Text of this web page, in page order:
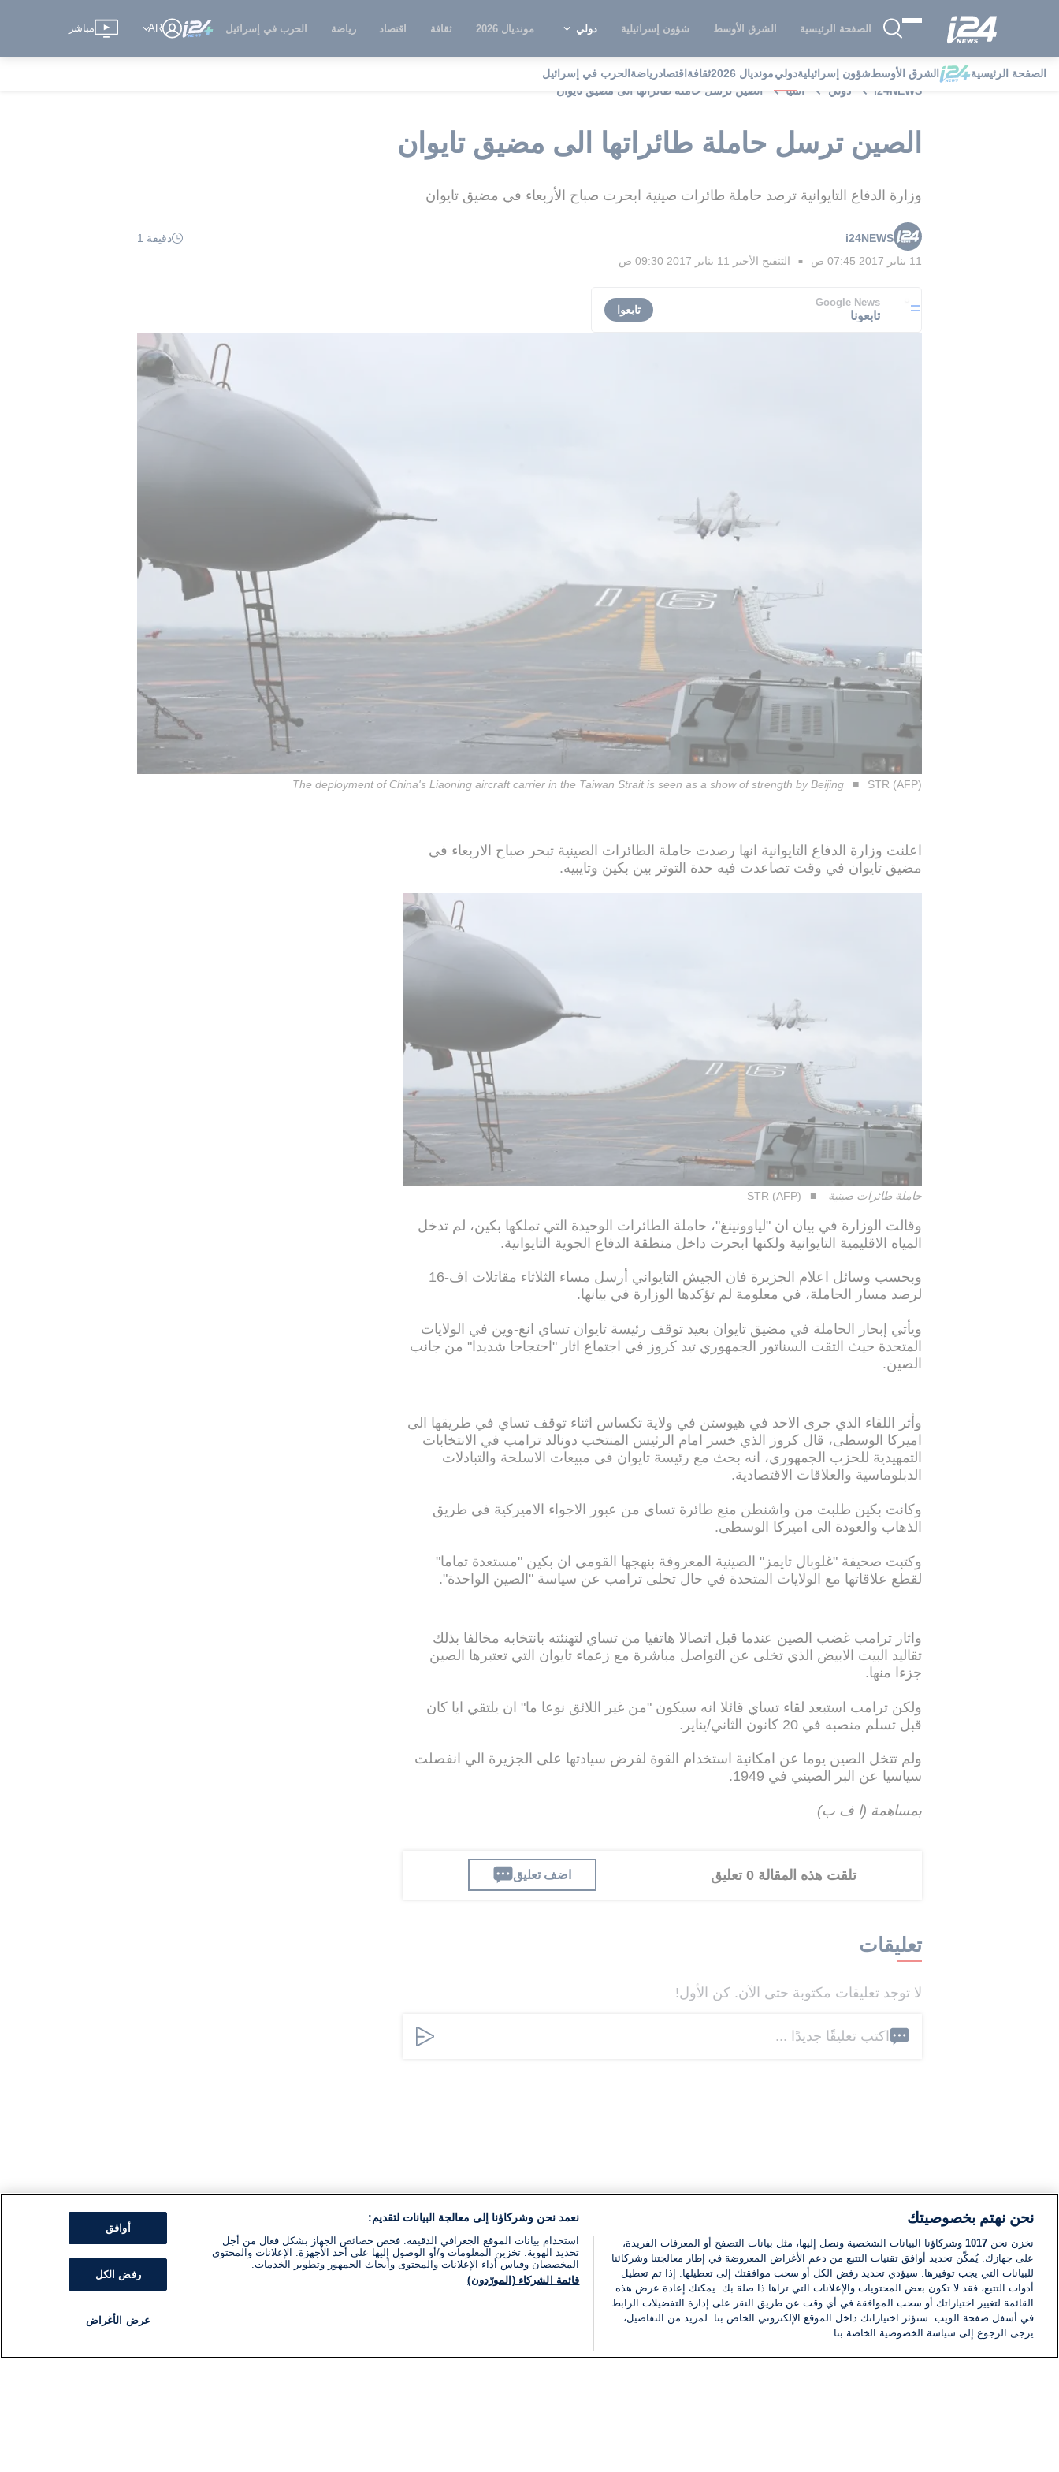
الصفحة الرئيسية الشرق الأوسط شؤون إسرائيلية دولي مونديال 2026 ثقافة اقتصاد رياضة الحرب في إسرائيل AR مباشر
الصفحة الرئيسية الشرق الأوسطشؤون إسرائيليةدوليمونديال 2026 ثقافة اقتصادرياضة الحرب في إسرائيل
i24NEWS
دولي آسيا الصين ترسل حاملة طائراتها الى مضيق تايوان
الصين ترسل حاملة طائراتها الى مضيق تايوان
وزارة الدفاع التايوانية ترصد حاملة طائرات صينية ابحرت صباح الأربعاء في مضيق تايوان
i24NEWS
دقيقة 1
11 يناير 2017 07:45 ص
■ التنقيح الأخير 11 يناير 2017 09:30 ص
Google News
تابعونا تابعوا
The deployment of China's Liaoning aircraft carrier in the Taiwan Strait is seen as a show of strength by Beijing STR (AFP)
اعلنت وزارة الدفاع التايوانية انها رصدت حاملة الطائرات الصينية تبحر صباح الاربعاء في
مضيق تايوان في وقت تصاعدت فيه حدة التوتر بين بكين وتايبيه.
حاملة طائرات صينية STR (AFP)
وقالت الوزارة في بيان ان "لياوونينغ"، حاملة الطائرات الوحيدة التي تملكها بكين، لم تدخل
المياه الاقليمية التايوانية ولكنها ابحرت داخل منطقة الدفاع الجوية التايوانية.
وبحسب وسائل اعلام الجزيرة فان الجيش التايواني أرسل مساء الثلاثاء مقاتلات اف-16
لرصد مسار الحاملة، في معلومة لم تؤكدها الوزارة في بيانها.
ويأتي إبحار الحاملة في مضيق تايوان بعيد توقف رئيسة تايوان تساي انغ-وين في الولايات
المتحدة حيث التقت السناتور الجمهوري تيد كروز في اجتماع اثار "احتجاجا شديدا" من جانب
الصين.
وأثر اللقاء الذي جرى الاحد في هيوستن في ولاية تكساس اثناء توقف تساي في طريقها الى
اميركا الوسطى، قال كروز الذي خسر امام الرئيس المنتخب دونالد ترامب في الانتخابات
التمهيدية للحزب الجمهوري، انه بحث مع رئيسة تايوان في مبيعات الاسلحة والتبادلات
الدبلوماسية والعلاقات الاقتصادية.
وكانت بكين طلبت من واشنطن منع طائرة تساي من عبور الاجواء الاميركية في طريق
الذهاب والعودة الى اميركا الوسطى.
وكتبت صحيفة "غلوبال تايمز" الصينية المعروفة بنهجها القومي ان بكين "مستعدة تماما"
لقطع علاقاتها مع الولايات المتحدة في حال تخلى ترامب عن سياسة "الصين الواحدة".
واثار ترامب غضب الصين عندما قبل اتصالا هاتفيا من تساي لتهنئته بانتخابه مخالفا بذلك
تقاليد البيت الابيض الذي تخلى عن التواصل مباشرة مع زعماء تايوان التي تعتبرها الصين
جزءا منها.
ولكن ترامب استبعد لقاء تساي قائلا انه سيكون "من غير اللائق نوعا ما" ان يلتقي ايا كان
قبل تسلم منصبه في 20 كانون الثاني/يناير.
ولم تتخل الصين يوما عن امكانية استخدام القوة لفرض سيادتها على الجزيرة الي انفصلت
سياسيا عن البر الصيني في 1949.
بمساهمة (ا ف ب)
تلقت هذه المقالة 0 تعليق اضف تعليق
تعليقات
لا توجد تعليقات مكتوبة حتى الآن. كن الأول!
اكتب تعليقًا جديدًا ...
نحن نهتم بخصوصيتك
نخزن نحن 1017 وشركاؤنا البيانات الشخصية ونصل إليها، مثل بيانات التصفح أو المعرفات الفريدة،
على جهازك. يُمكّن تحديد أوافق تقنيات التتبع من دعم الأغراض المعروضة في إطار معالجتنا وشركائنا
للبيانات التي يجب توفيرها. سيؤدي تحديد رفض الكل أو سحب موافقتك إلى تعطيلها. إذا تم تعطيل
أدوات التتبع، فقد لا تكون بعض المحتويات والإعلانات التي تراها ذا صلة بك. يمكنك إعادة عرض هذه
القائمة لتغيير اختياراتك أو سحب الموافقة في أي وقت عن طريق النقر على إدارة التفضيلات الرابط
في أسفل صفحة الويب. ستؤثر اختياراتك داخل الموقع الإلكتروني الخاص بنا. لمزيد من التفاصيل،
يرجى الرجوع إلى سياسة الخصوصية الخاصة بنا.
نعمد نحن وشركاؤنا إلى معالجة البيانات لتقديم:
استخدام بيانات الموقع الجغرافي الدقيقة. فحص خصائص الجهاز بشكل فعال من أجل
تحديد الهوية. تخزين المعلومات و/أو الوصول إليها على أحد الأجهزة. الإعلانات والمحتوى
المخصصان وقياس أداء الإعلانات والمحتوى وأبحاث الجمهور وتطوير الخدمات.
قائمة الشركاء (المورّدون)
أوافق
رفض الكل
عرض الأغراض